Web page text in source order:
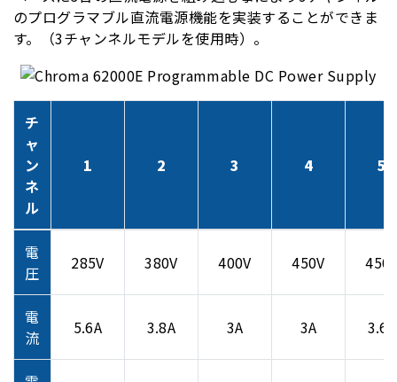
のプログラマブル直流電源機能を実装することができま
す。（3チャンネルモデルを使用時）。
チ
ャ
ン
ネ
ル
1 2 3 4 5
電
圧
285V 380V 400V 450V
電
流
5.6A 3.8A 3A 3A 3.6A